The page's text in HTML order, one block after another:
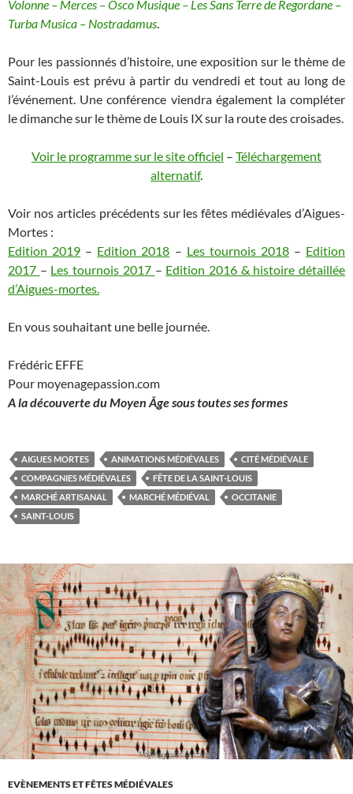
Volonne – Merces – Osco Musique – Les Sans Terre de Regordane –
Turba Musica – Nostradamus.
Pour les passionnés d’histoire, une exposition sur le thème de
Saint-Louis est prévu à partir du vendredi et tout au long de
l’événement. Une conférence viendra également la compléter
le dimanche sur le thème de Louis IX sur la route des croisades.
Voir le programme sur le site officiel – Téléchargement
alternatif.
Voir nos articles précédents sur les fêtes médiévales d’Aigues-
Mortes :
Edition 2019 – Edition 2018 – Les tournois 2018– Edition
2017 – Les tournois 2017 – Edition 2016 & histoire détaillée
d’Aigues-mortes.
En vous souhaitant une belle journée.
Frédéric EFFE
Pour moyenagepassion.com
A la découverte du Moyen Âge sous toutes ses formes
AIGUES MORTES ANIMATIONS MÉDIÉVALES
CITÉ MÉDIÉVALE
COMPAGNIES MÉDIÉVALES
FÊTE DE LA SAINT-LOUIS
MARCHÉ ARTISANAL
MARCHÉ MÉDIÉVAL
OCCITANIE
SAINT-LOUIS
EVÈNEMENTS ET FÊTES MÉDIÉVALES